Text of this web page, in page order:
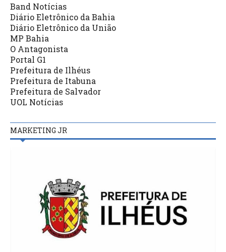
Band Notícias
Diário Eletrônico da Bahia
Diário Eletrônico da União
MP Bahia
O Antagonista
Portal G1
Prefeitura de Ilhéus
Prefeitura de Itabuna
Prefeitura de Salvador
UOL Notícias
MARKETING JR